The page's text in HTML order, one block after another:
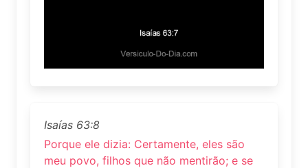
Isaías 63:8
Porque ele dizia: Certamente, eles são
meu povo, filhos que não mentirão; e se